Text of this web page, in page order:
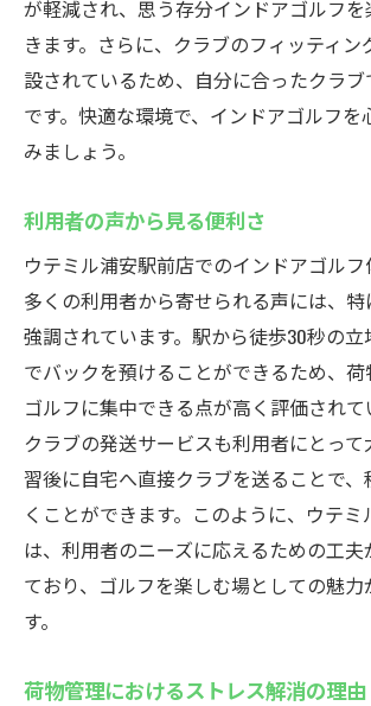
が軽減され、思う存分インドアゴルフ
きます。さらに、クラブのフィッティン
設されているため、自分に合ったクラ
です。快適な環境で、インドアゴルフを
みましょう。
利用者の声から見る便利さ
ウテミル浦安駅前店でのインドアゴルフ
多くの利用者から寄せられる声には、
強調されています。駅から徒歩30秒の
でバックを預けることができるため、
ゴルフに集中できる点が高く評価されて
クラブの発送サービスも利用者にとっ
習後に自宅へ直接クラブを送ることで
くことができます。このように、ウテミ
は、利用者のニーズに応えるための工
ており、ゴルフを楽しむ場としての魅力
す。
荷物管理におけるストレス解消の理由